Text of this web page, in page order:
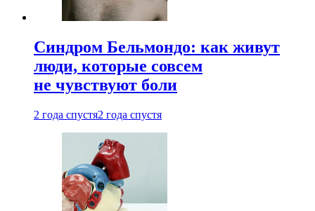
Синдром Бельмондо: как живут
люди, которые совсем
не чувствуют боли
2 года спустя2 года спустя